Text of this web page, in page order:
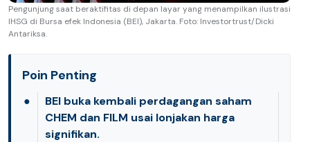
Pengunjung saat beraktifitas di depan layar yang menampilkan ilustrasi
IHSG di Bursa efek Indonesia (BEI), Jakarta. Foto: Investortrust/Dicki
Antariksa.
Poin Penting
●
BEI buka kembali perdagangan saham
CHEM dan FILM usai lonjakan harga
signifikan.